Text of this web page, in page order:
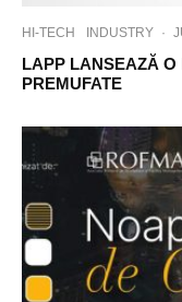
HI-TECH INDUSTRY ·
LAPP LANSEAZĂ
PREMUFATE